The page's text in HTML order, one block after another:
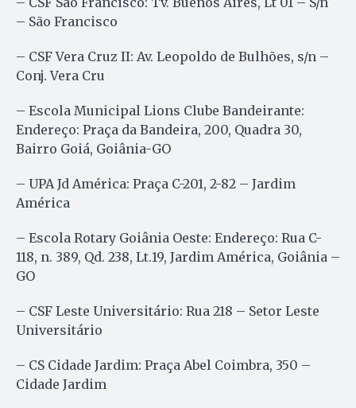
– São Francisco
– CSF Vera Cruz II: Av. Leopoldo de Bulhões, s/n –
Conj. Vera Cru
– Escola Municipal Lions Clube Bandeirante:
Endereço: Praça da Bandeira, 200, Quadra 30,
Bairro Goiá, Goiânia-GO
– UPA Jd América: Praça C-201, 2-82 – Jardim
América
– Escola Rotary Goiânia Oeste: Endereço: Rua C-
118, n. 389, Qd. 238, Lt.19, Jardim América, Goiânia –
GO
– CSF Leste Universitário: Rua 218 – Setor Leste
Universitário
– CS Cidade Jardim: Praça Abel Coimbra, 350 –
Cidade Jardim